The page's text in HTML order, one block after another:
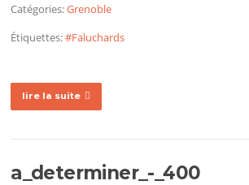
Catégories:Grenoble
Étiquettes:#Faluchards
lire la suite
a_determiner_-_400